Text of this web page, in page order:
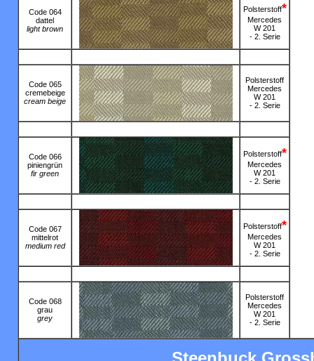
Code 064
dattel
light brown
Polsterstoff*
Mercedes
W 201
- 2. Serie
Code 065
cremebeige
cream beige
Polsterstoff
Mercedes
W 201
- 2. Serie
Code 066
piniengrün
fir green
Polsterstoff*
Mercedes
W 201
- 2. Serie
Code 067
mittelrot
medium red
Polsterstoff*
Mercedes
W 201
- 2. Serie
Code 068
grau
grey
Polsterstoff
Mercedes
W 201
- 2. Serie